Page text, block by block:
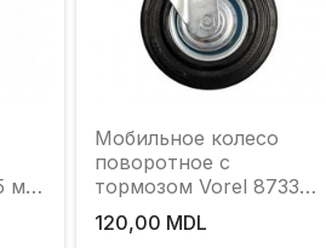
Мобильное колесо
поворотное с
тормозом Vorel 87332
100 мм 60 кг
120,00 MDL